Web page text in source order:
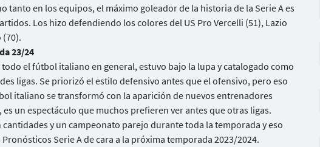
tanto en los equipos, el máximo goleador de la historia de la Serie A es
Los hizo defendiendo los colores del US Pro Vercelli (51), Lazio
(70).
23/24
el fútbol italiano en general, estuvo bajo la lupa y catalogado como
ligas. Se priorizó el estilo defensivo antes que el ofensivo, pero eso
italiano se transformó con la aparición de nuevos entrenadores
un espectáculo que muchos prefieren ver antes que otras ligas.
y un campeonato parejo durante toda la temporada y eso
Serie A de cara a la próxima temporada 2023/2024.